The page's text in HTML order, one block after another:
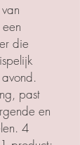
die
past
en
4